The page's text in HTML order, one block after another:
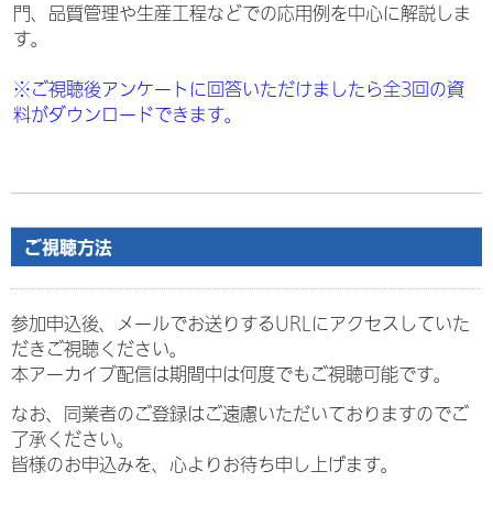
門、品質管理や生産工程などでの応用例を中心に解説しま
す。
※ご視聴後アンケートに回答いただけましたら全3回の資
料がダウンロードできます。
ご視聴方法
参加申込後、メールでお送りするURLにアクセスしていた
だきご視聴ください。
本アーカイブ配信は期間中は何度でもご視聴可能です。
なお、同業者のご登録はご遠慮いただいておりますのでご
了承ください。
皆様のお申込みを、心よりお待ち申し上げます。